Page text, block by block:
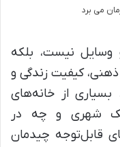
وسایل نیست، بلکه
کیفیت زندگی و
بسیاری از خانه‌های
شهری و چه در
قابل‌توجه چیدمان